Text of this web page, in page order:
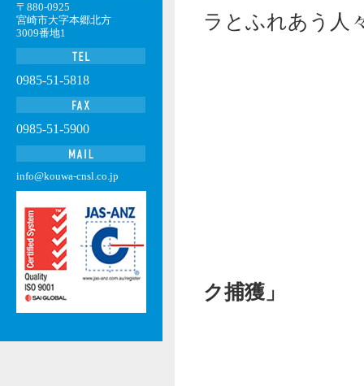
ラとふれあう人
ク捕獲」
〒880-0925
宮崎市大字本郷北方
3009番地1
0985-51-5818
0985-51-5900
info@kouwa-cnsl.co.jp